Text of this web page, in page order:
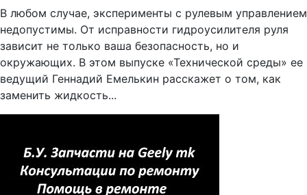
В любом случае, эксперименты с рулевым управлением
недопустимы. От исправности гидроусилителя руля
зависит не только ваша безопасность, но и
окружающих. В этом выпуске «Технической среды» ее
ведущий Геннадий Емелькин расскажет о том, как
заменить жидкость...